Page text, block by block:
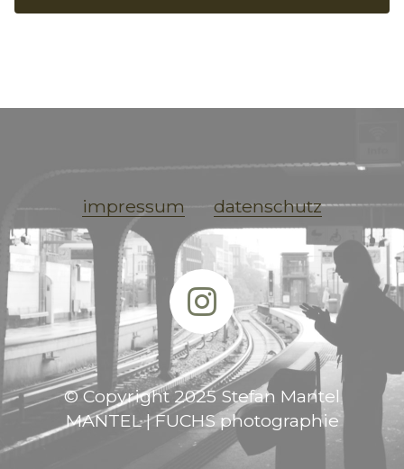
impressum datenschutz
© Copyright 2025 Stefan Mantel
MANTEL | FUCHS photographie